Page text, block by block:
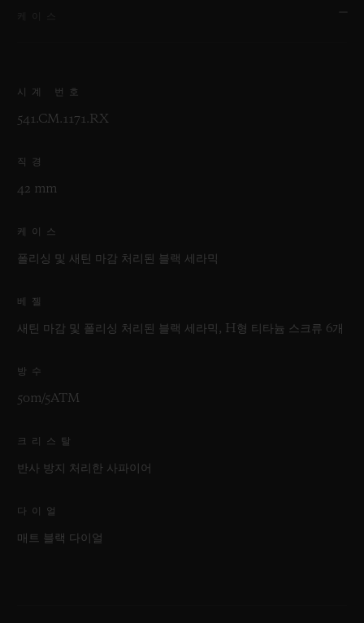
시계 번호
541.CM.1171.RX
직경
42 mm
케이스
폴리싱 및 새틴 마감 처리된 블랙 세라믹
베젤
새틴 마감 및 폴리싱 처리된 블랙 세라믹, H형 티타늄 스크류 6개
방수
50m/5ATM
크리스탈
반사 방지 처리한 사파이어
다이얼
매트 블랙 다이얼